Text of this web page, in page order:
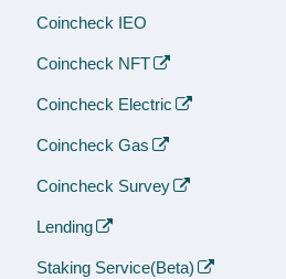
Coincheck IEO
Coincheck NFT
Coincheck Electric
Coincheck Gas
Coincheck Survey
Lending
Staking Service(Beta)